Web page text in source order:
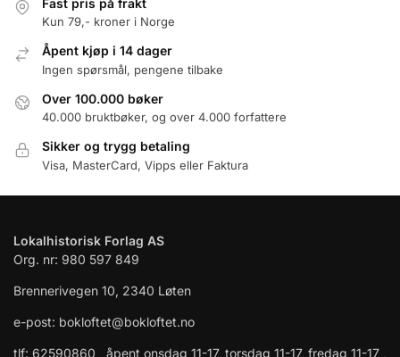
Fast pris på frakt
Kun 79,- kroner i Norge
Åpent kjøp i 14 dager
Ingen spørsmål, pengene tilbake
Over 100.000 bøker
40.000 bruktbøker, og over 4.000 forfattere
Sikker og trygg betaling
Visa, MasterCard, Vipps eller Faktura
Lokalhistorisk Forlag AS
Org. nr: 980 597 849
Brennerivegen 10, 2340 Løten
e-post: bokloftet@bokloftet.no
tlf: 62590860 åpent onsdag 11-17, torsdag 11-17, fredag 11-17 ,